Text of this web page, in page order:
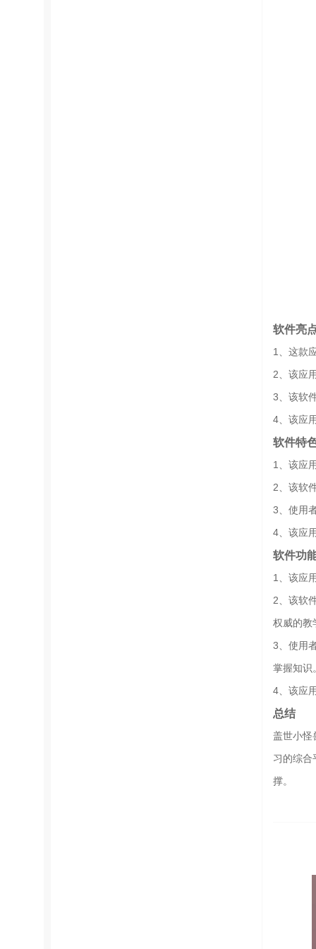
软件亮
1、这款
2、该应
3、该软
4、该应
软件特
1、该应
2、该软
3、使用
4、该应
软件功
1、该应
2、该软
权威的教
3、使用
掌握知识
4、该应
总结
盖世小怪
习的综合
撑。